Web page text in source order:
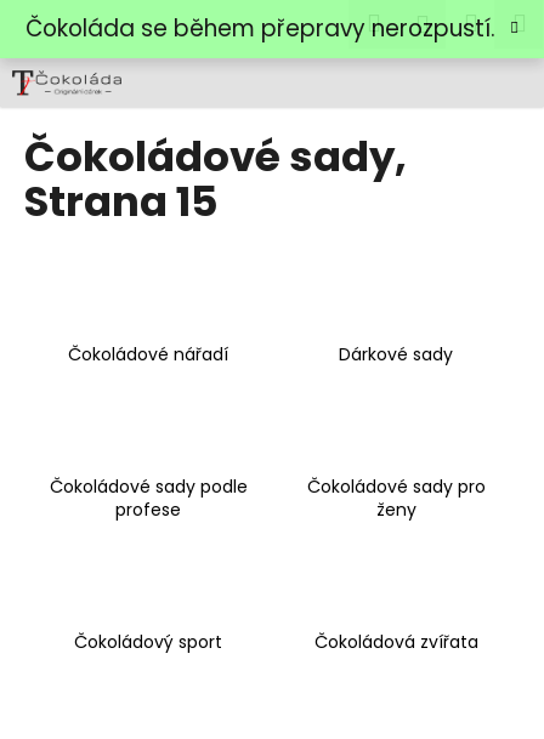
Přejít
obsah
Čokoláda se během přepravy nerozpustí.
Hledat
košík
Čokoládové sady,
Strana 15
Čokoládové nářadí Dárkové sady
Čokoládové sady podle
profese
Čokoládové sady pro
ženy
Čokoládový sport Čokoládová zvířata
š
í
Zpět
Zpět
C
o
p
o